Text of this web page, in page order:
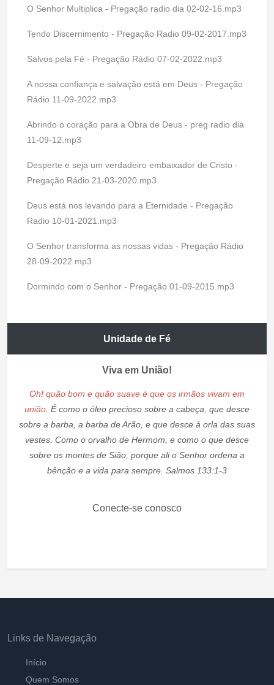
O Senhor Multiplica - Pregação radio dia 02-02-16.mp3
Tendo Discernimento - Pregação Radio 09-02-2017.mp3
Salvos pela Fé - Pregação Rádio 07-02-2022.mp3
A nossa confiança e salvação está em Deus - Pregação
Rádio 11-09-2022.mp3
Abrindo o coração para a Obra de Deus - preg radio dia
11-09-12.mp3
Desperte e seja um verdadeiro embaixador de Cristo -
Pregação Rádio 21-03-2020.mp3
Deus está nos levando para a Eternidade - Pregação
Radio 10-01-2021.mp3
O Senhor transforma as nossas vidas - Pregação Rádio
28-09-2022.mp3
Dormindo com o Senhor - Pregação 01-09-2015.mp3
Unidade de Fé
Viva em União!
Oh! quão bom e quão suave é que os irmãos vivam em
união. É como o óleo precioso sobre a cabeça, que desce
sobre a barba, a barba de Arão, e que desce à orla das suas
vestes. Como o orvalho de Hermom, e como o que desce
sobre os montes de Sião, porque ali o Senhor ordena a
bênção e a vida para sempre. Salmos 133:1-3
Conecte-se conosco
Links de Navegação
Início
Quem Somos